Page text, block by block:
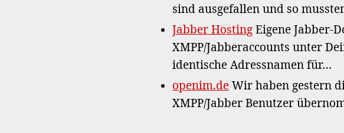
sind ausgefallen und so
Jabber Hosting Eigene Jabber-
XMPP/Jabberaccounts unter
identische Adressnamen für…
openim.de Wir haben gestern
XMPP/Jabber Benutzer